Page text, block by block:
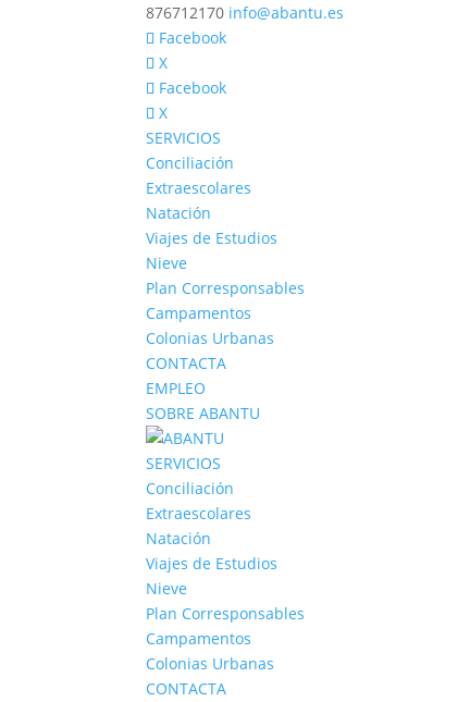
876712170 info@abantu.es
Facebook
X
Facebook
X
SERVICIOS
Conciliación
Extraescolares
Natación
Viajes de Estudios
Nieve
Plan Corresponsables
Campamentos
Colonias Urbanas
CONTACTA
EMPLEO
SOBRE ABANTU
SERVICIOS
Conciliación
Extraescolares
Natación
Viajes de Estudios
Nieve
Plan Corresponsables
Campamentos
Colonias Urbanas
CONTACTA